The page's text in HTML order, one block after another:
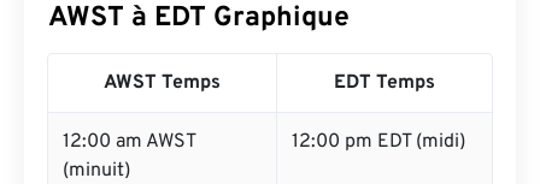
AWST à EDT Graphique
AWST Temps EDT Temps
12:00 am AWST
(minuit)
12:00 pm EDT (midi)